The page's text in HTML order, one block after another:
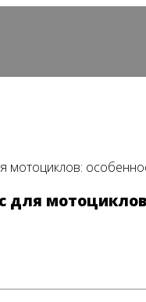
мотоциклов:
для